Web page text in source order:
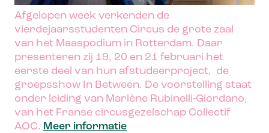
Afgelopen week verkenden de
vierdejaarsstudenten Circus de grote zaal
van het Maaspodium in Rotterdam. Daar
presenteren zij 19, 20 en 21 februari het
eerste deel van hun afstudeerproject, de
groepsshow In Between. De voorstelling staat
onder leiding van Marlène Rubinelli-Giordano,
van het Franse circusgezelschap Collectif
AOC. Meer informatie